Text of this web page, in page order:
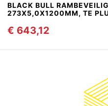
BLACK BULL
273X5,0X1200MM, TE
€ 643,12